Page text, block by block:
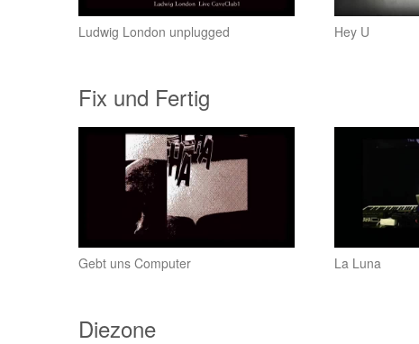
Ludwig London unplugged Hey U
Fix und Fertig
Gebt uns Computer La Luna
Diezone